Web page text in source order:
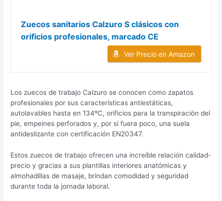
Zuecos sanitarios Calzuro S clásicos con
orificios profesionales, marcado CE
Ver Precio en Amazon
Los zuecos de trabajo Calzuro se conocen como zapatos
profesionales por sus características antiestáticas,
autolavables hasta en 134ºC, orificios para la transpiración del
pie, empeines perforados y, por si fuera poco, una suela
antideslizante con certificación EN20347.
Estos zuecos de trabajo ofrecen una increíble relación calidad-
precio y gracias a sus plantillas interiores anatómicas y
almohadillas de masaje, brindan comodidad y seguridad
durante toda la jornada laboral.